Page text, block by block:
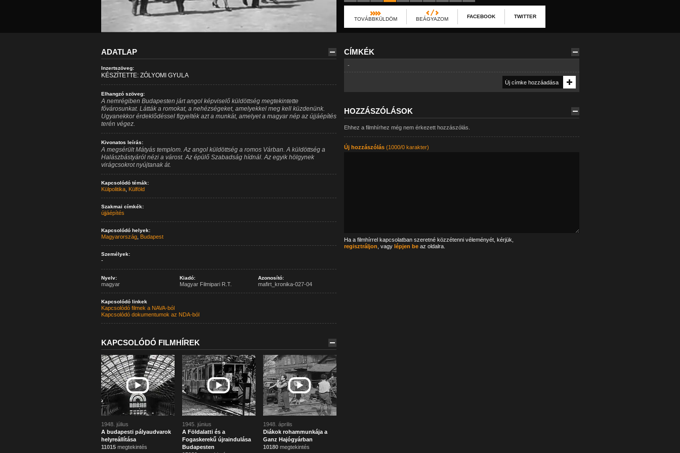
TOVÁBBKÜLDÖM BEÁGYAZOM FACEBOOK TWITTER
ADATLAP
Inzertszöveg:
KÉSZÍTETTE: ZÓLYOMI GYULA
Elhangzó szöveg:
A nemrégiben Budapesten járt angol képviselő küldöttség megtekintette
fővárosunkat. Látták a romokat, a nehézségeket, amelyekkel meg kell küzdenünk.
Ugyanekkor érdeklődéssel figyelték azt a munkát, amelyet a magyar nép az újjáépítés
terén végez.
Kivonatos leírás:
A megsérült Mátyás templom. Az angol küldöttség a romos Várban. A küldöttség a
Halászbástyáról nézi a várost. Az épülő Szabadság hídnál. Az egyik hölgynek
virágcsokrot nyújtanak át.
Kapcsolódó témák:
Külpolitika, Külföld
Szakmai címkék:
újjáépítés
Kapcsolódó helyek:
Magyarország, Budapest
Személyek:
-
Nyelv:
magyar
Kiadó:
Magyar Filmipari R.T.
Azonosító:
mafirt_kronika-027-04
Kapcsolódó linkek
Kapcsolódó filmek a NAVA-ból
Kapcsolódó dokumentumok az NDA-ból
KAPCSOLÓDÓ FILMHÍREK
1948. július
A budapesti pályaudvarok
helyreállítása
11015megtekintés
1945. június
A Földalatti és a
Fogaskerekű újraindulása
Budapesten
1948. április
Diákok rohammunkája a
Ganz Hajógyárban
10180megtekintés
CÍMKÉK
-
HOZZÁSZÓLÁSOK
Ehhez a filmhírhez még nem érkezett hozzászólás.
Új hozzászólás(1000/0 karakter)
Ha a filmhírrel kapcsolatban szeretné közzétenni véleményét, kérjük,
regisztráljon , vagy lépjen beaz oldalra.